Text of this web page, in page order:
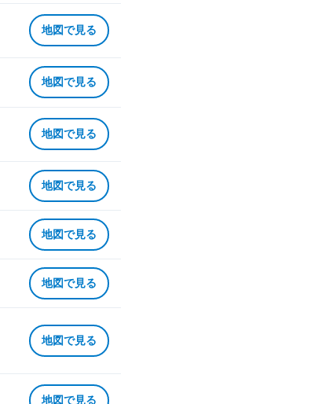
地図で見る
地図で見る
地図で見る
地図で見る
地図で見る
地図で見る
地図で見る
地図で見る